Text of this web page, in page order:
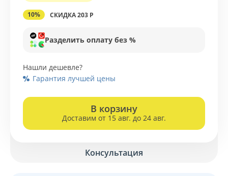
10% СКИДКА 203 Р
Разделить оплату без %
Нашли дешевле?
Гарантия лучшей цены
В корзину
Доставим от 15 авг. до 24 авг.
Консультация